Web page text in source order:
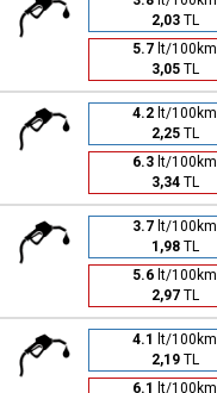
2,03TL
5.7 lt/100km
3,05TL
4.2 lt/100km
2,25TL
6.3 lt/100km
3,34TL
3.7 lt/100km
1,98TL
5.6 lt/100km
2,97TL
4.1 lt/100km
2,19TL
6.1 lt/100km